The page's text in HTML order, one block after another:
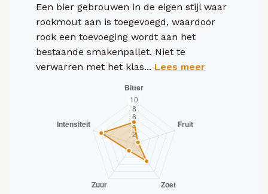
Een bier gebrouwen in de eigen stijl waar
rookmout aan is toegevoegd, waardoor
rook een toevoeging wordt aan het
bestaande smakenpallet. Niet te
verwarren met het klas... Lees meer